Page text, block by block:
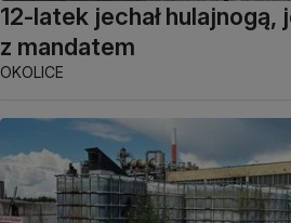
12-latek jechał hulajnogą,
z mandatem
OKOLICE